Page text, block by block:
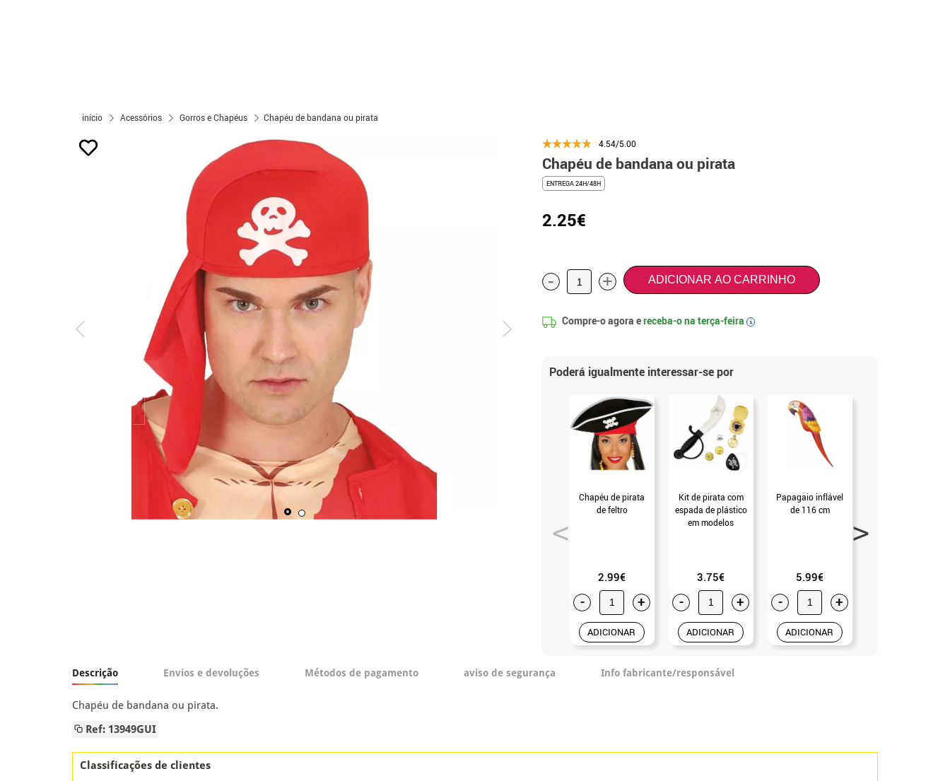
início Acessórios Gorros e Chapéus Chapéu de bandana ou pirata
4.54/5.00
Chapéu de bandana ou pirata
ENTREGA 24H/48H
2.25€
- + ADICIONAR AO CARRINHO
Compre-o agora ereceba-o na terça-feira i
Poderá igualmente interessar-se por
Chapéu de pirata
de feltro
2.99€
- +
ADICIONAR
Kit de pirata com
espada de plástico
em modelos
3.75€
- +
ADICIONAR
Papagaio inflável
de 116 cm
5.99€
- +
ADICIONAR
Descrição Envios e devoluções Métodos de pagamento aviso de segurança Info fabricante/responsável
Chapéu de bandana ou pirata.
Ref: 13949GUI
Classificações de clientes